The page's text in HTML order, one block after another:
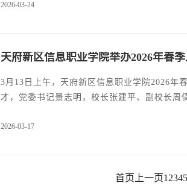
2026-03-24
天府新区信息职业学院举办2026年春
3月13日上午，天府新区信息职业学院2026年
才，党委书记景志明，校长张建平、副校长周
2026-03-17
首页 上一页1 2345